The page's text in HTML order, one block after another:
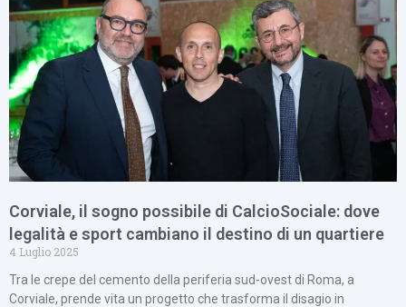
Corviale, il sogno possibile di CalcioSociale: dove
legalità e sport cambiano il destino di un quartiere
4 Luglio 2025
Tra le crepe del cemento della periferia sud-ovest di Roma, a
Corviale, prende vita un progetto che trasforma il disagio in